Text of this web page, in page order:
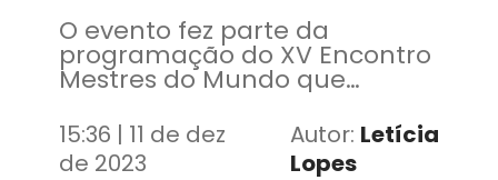
O evento fez parte da
programação do XV Encontro
Mestres do Mundo que
celebrou os 20 anos da
política dos Tesouros Vivos do
Ceará
15:36 | 11 de dez
de 2023
Autor: Letícia
Lopes